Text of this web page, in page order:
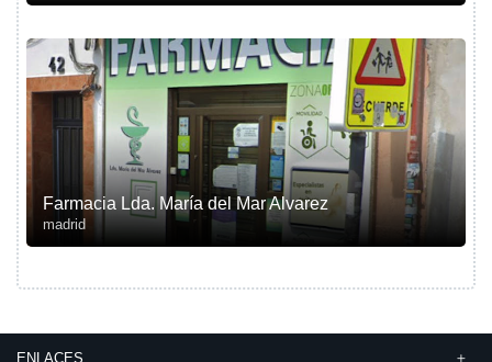
Farmacia Lda. María del Mar Alvarez
madrid
ENLACES